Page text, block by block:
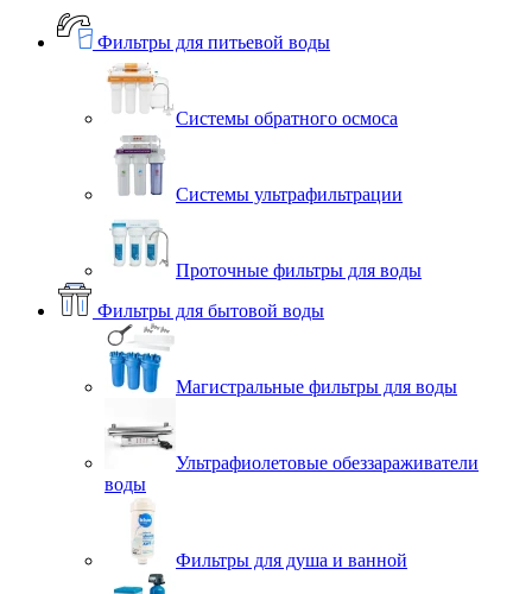
Фильтры для питьевой воды
Системы обратного осмоса
Системы ультрафильтрации
Проточные фильтры для воды
Фильтры для бытовой воды
Магистральные фильтры для воды
Ультрафиолетовые обеззараживатели
воды
Фильтры для душа и ванной